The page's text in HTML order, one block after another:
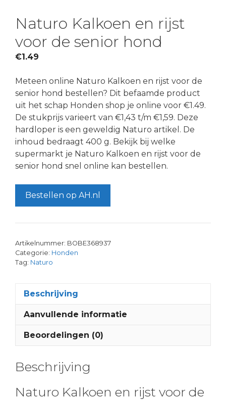
Naturo Kalkoen en rijst
voor de senior hond
€1.49
Meteen online Naturo Kalkoen en rijst voor de
senior hond bestellen? Dit befaamde product
uit het schap Honden shop je online voor €1.49.
De stukprijs varieert van €1,43 t/m €1,59. Deze
hardloper is een geweldig Naturo artikel. De
inhoud bedraagt 400 g. Bekijk bij welke
supermarkt je Naturo Kalkoen en rijst voor de
senior hond snel online kan bestellen.
Bestellen op AH.nl
Artikelnummer: BOBE368937
Categorie: Honden
Tag: Naturo
Beschrijving
Aanvullende informatie
Beoordelingen (0)
Beschrijving
Naturo Kalkoen en rijst voor de